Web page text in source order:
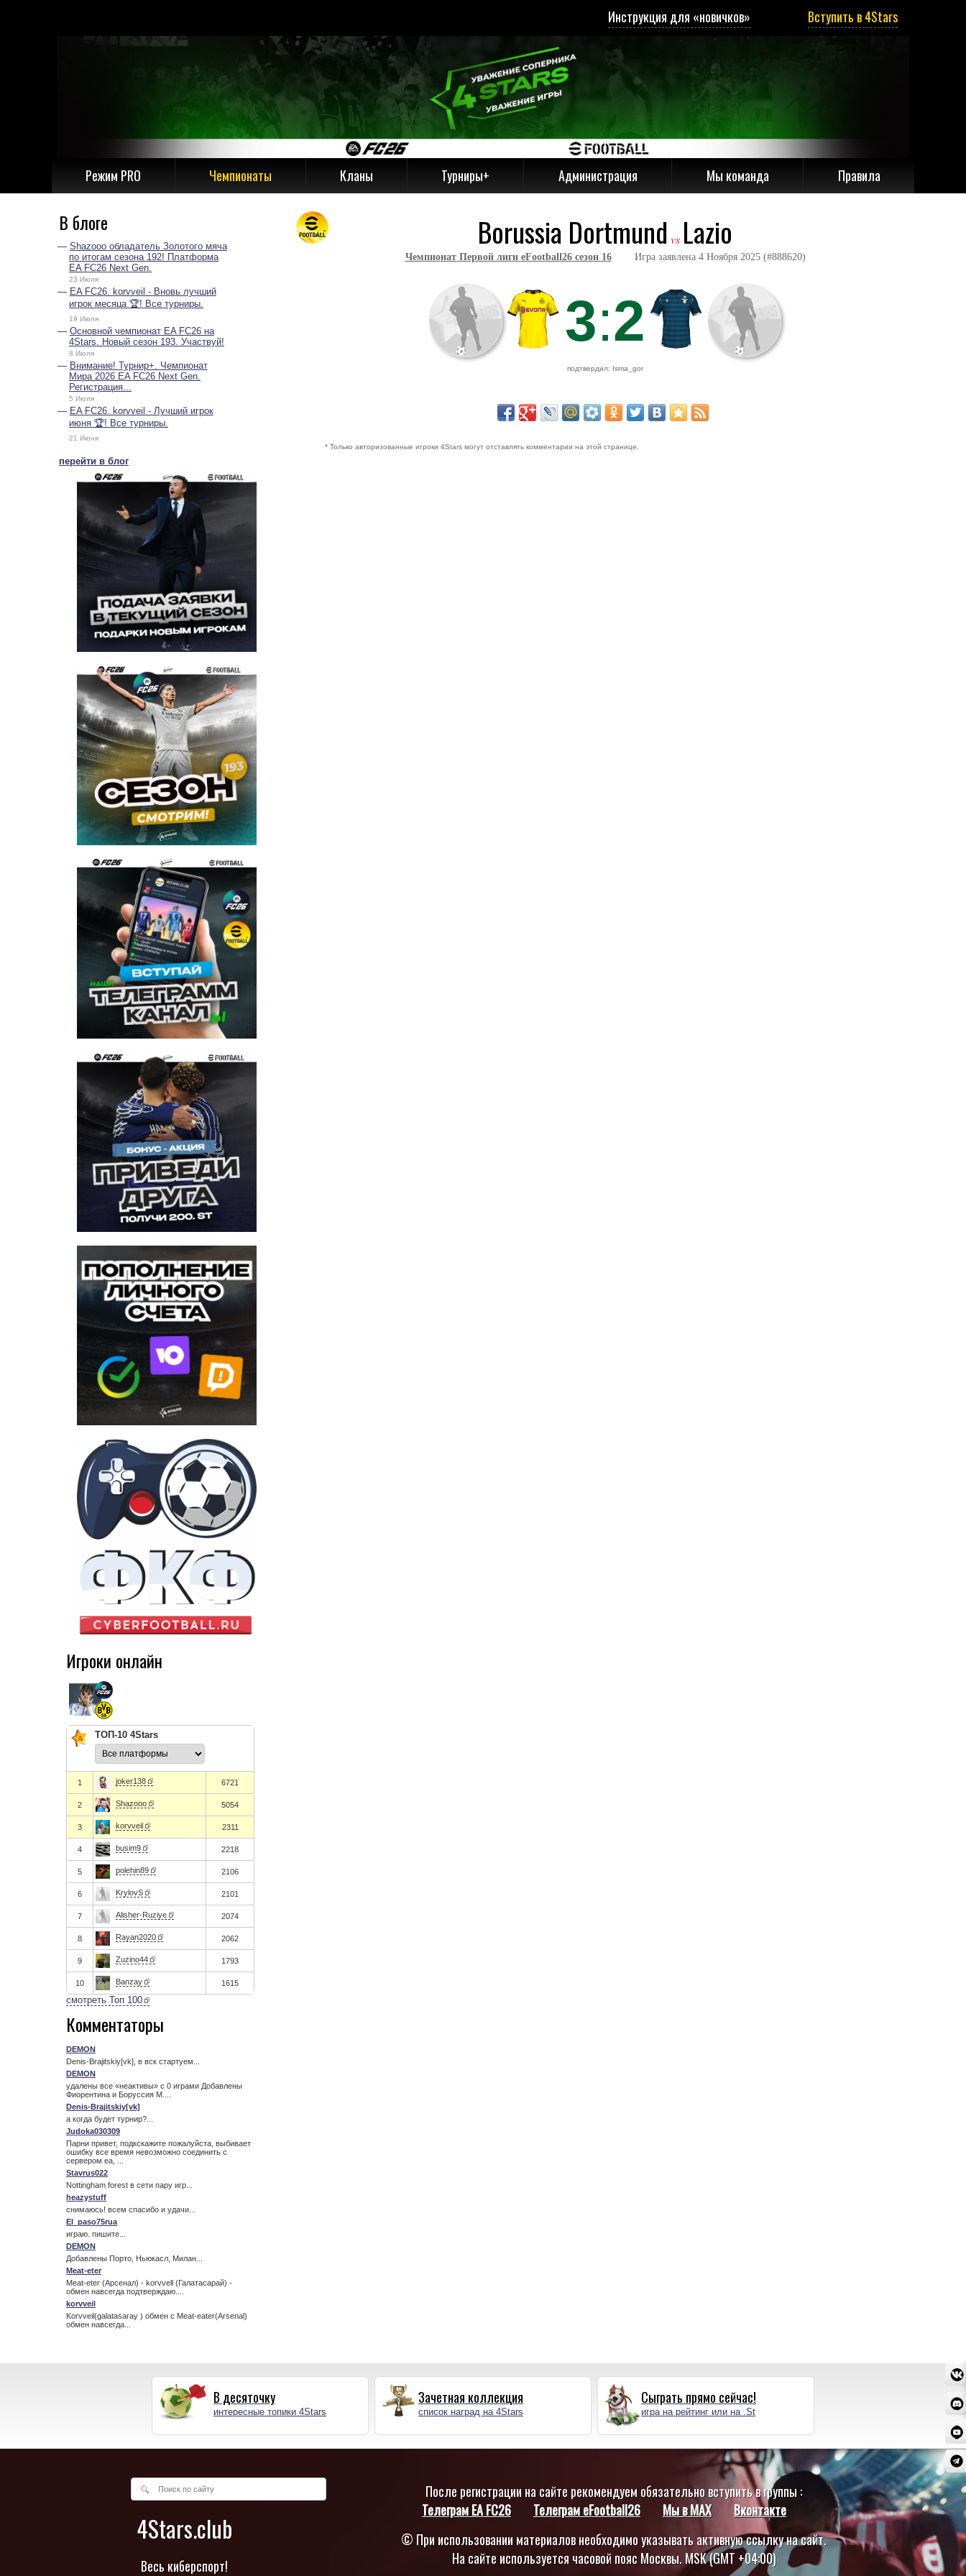
Вступить в 4Stars
Инструкция для «новичков»
Режим PRO Чемпионаты Кланы Турниры+ Администрация Мы команда Правила
В блоге
Shazooo обладатель Золотого мяча
по итогам сезона 192! Платформа
EA FC26 Next Gen.
23 Июля
EA FC26. korvveil - Вновь лучший
игрок месяца 🏆! Все турниры.
19 Июля
Основной чемпионат EA FC26 на
4Stars. Новый сезон 193. Участвуй!
8 Июля
Внимание! Турнир+. Чемпионат
Мира 2026 EA FC26 Next Gen.
Регистрация...
5 Июля
EA FC26. korvveil - Лучший игрок
июня 🏆! Все турниры.
21 Июня
перейти в блог
Игроки онлайн
ТОП-10 4Stars
1 joker138 6721
2 Shazooo 5054
3 korvveil 2311
4 busim9 2218
5 polehin89 2106
6 KrylovS 2101
7 Alisher-Ruziye 2074
8 Rayan2020 2062
9 Zuzino44 1793
10 Banzay 1615
смотреть Топ 100
Комментаторы
DEMON
Denis-Brajitskiy[vk], в вск стартуем...
DEMON
удалены все «неактивы» с 0 играми Добавлены
Фиорентина и Боруссия М....
Denis-Brajitskiy[vk]
а когда будет турнир?...
Judoka030309
Парни привет, подкскажите пожалуйста, выбивает
ошибку все время невозможно соединить с
сервером ea, ...
Stavrus022
Nottingham forest в сети пару игр...
heazystuff
снимаюсь! всем спасибо и удачи...
El_paso75rua
играю. пишите...
DEMON
Добавлены Порто, Ньюкасл, Милан...
Meat-eter
Meat-eter (Арсенал) - korvvell (Галатасарай) -
обмен навсегда подтверждаю....
korvveil
Korvveil(galatasaray ) обмен с Meat-eater(Arsenal)
обмен навсегда...
Borussia Dortmund vs Lazio
Чемпионат Первой лиги eFootball26 сезон 16Игра заявлена 4 Ноября 2025 (#888620)
3:2
подтвердил: Isma_gor
* Только авторизованные игроки 4Stars могут отставлять комментарии на этой странице.
В десяточку
интересные топики 4Stars
Зачетная коллекция
список наград на 4Stars
Сыграть прямо сейчас!
игра на рейтинг или на .St
4Stars.club
Весь киберспорт!
После регистрации на сайте рекомендуем обязательно вступить в группы :
Телеграм EA FC26
Телеграм eFootball26 Мы в MAX
Вконтакте
© При использовании материалов необходимо указывать активную ссылку на сайт.
На сайте используется часовой пояс Москвы. MSK (GMT +04:00)